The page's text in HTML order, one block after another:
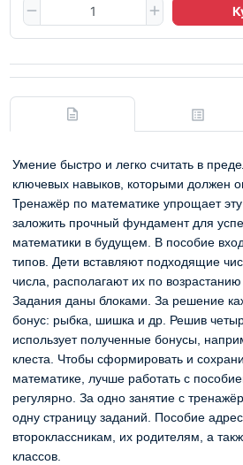
Умение быстро и легко считать в
ключевых навыков, которыми должен
Тренажёр по математике упрощает
заложить прочный фундамент для
математики в будущем. В пособие
типов. Дети вставляют подходящие
числа, располагают их по
Задания даны блоками. За решение
бонус: рыбка, шишка и др. Решив
использует полученные бонусы,
клеста. Чтобы сформировать и
математике, лучше работать с
регулярно. За одно занятие с
одну страницу заданий. Пособие
второклассникам, их родителям, а
классов.